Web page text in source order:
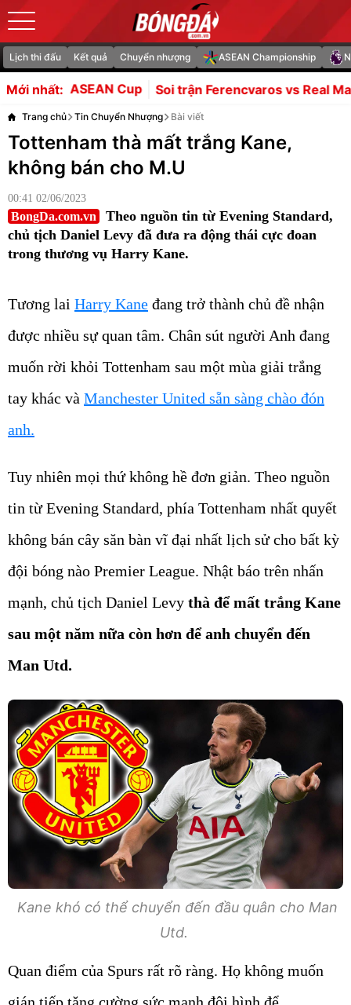
Lịch thi đấu Kết quả Chuyển nhượng ASEAN Championship
Mới nhất:
Soi trận Ferencvaros vs Real Madrid: Mourinho siết kỷ
Trang chủ Tin Chuyển Nhượng Bài viết
Tottenham thà mất trắng Kane,
không bán cho M.U
00:41 02/06/2023
BongDa.com.vn
Theo nguồn tin từ Evening Standard,
chủ tịch Daniel Levy đã đưa ra động thái cực đoan
trong thương vụ Harry Kane.
Tương lai Harry Kane đang trở thành chủ đề nhận
được nhiều sự quan tâm. Chân sút người Anh đang
muốn rời khỏi Tottenham sau một mùa giải trắng
tay khác và Manchester United sẵn sàng chào đón
anh.
Tuy nhiên mọi thứ không hề đơn giản. Theo nguồn
tin từ Evening Standard, phía Tottenham nhất quyết
không bán cây săn bàn vĩ đại nhất lịch sử cho bất kỳ
đội bóng nào Premier League. Nhật báo trên nhấn
mạnh, chủ tịch Daniel Levy thà để mất trắng Kane
sau một năm nữa còn hơn để anh chuyển đến
Man Utd.
Kane khó có thể chuyển đến đầu quân cho Man
Utd.
Quan điểm của Spurs rất rõ ràng. Họ không muốn